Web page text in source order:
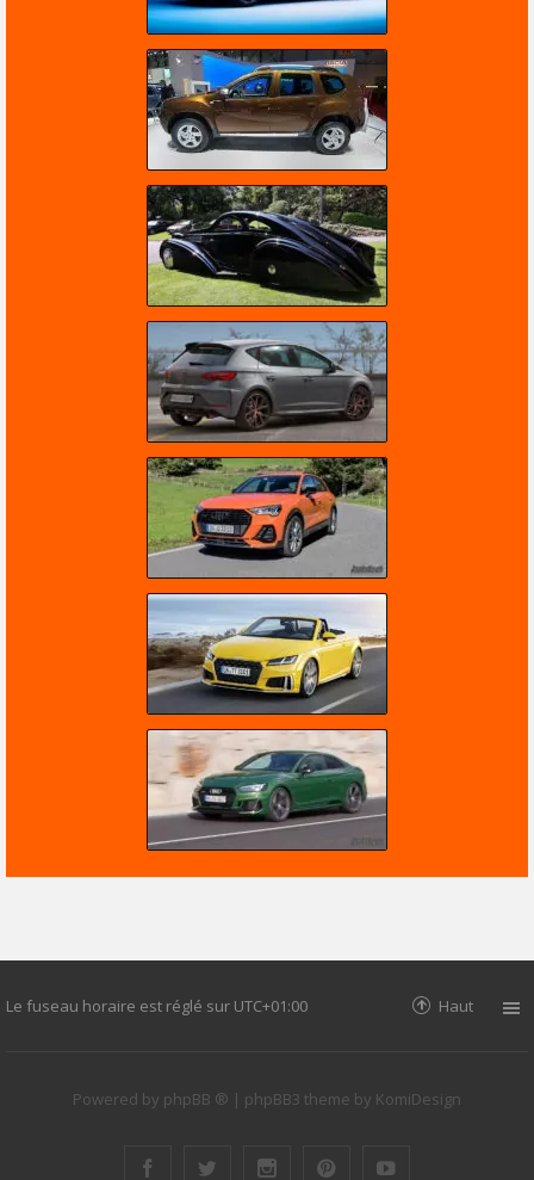
Le fuseau horaire est réglé sur UTC+01:00 Haut
Powered by phpBB ® | phpBB3 theme by KomiDesign